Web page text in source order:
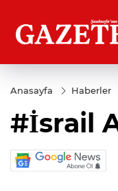
Anasayfa Haberler
#İsrail